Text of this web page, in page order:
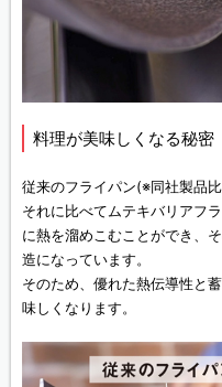
料理が美味しくなる秘密
従来のフライパン(※同社製品
それに比べてムテキバリアフ
に熱を溜めこむことができ、
造になっています。
そのため、優れた熱伝導性と
味しくなります。